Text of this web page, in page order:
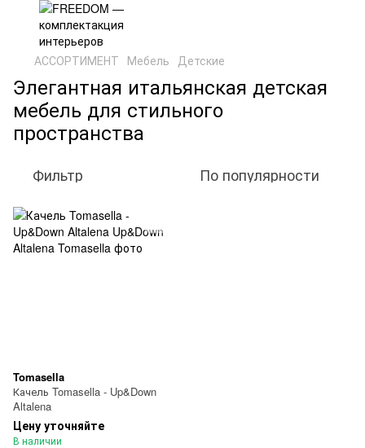
АССОРТИМЕНТ Мебель Детские
Элегантная итальянская детская
мебель для стильного
пространства
Фильтр По популярности
Tomasella
Качель Tomasella - Up&Down
Altalena
Цену уточняйте
В наличии